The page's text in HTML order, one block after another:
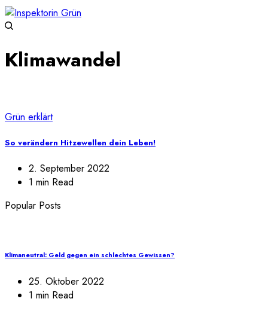
Klimawandel
Grün erklärt
So verändern Hitzewellen dein Leben!
2. September 2022
1 min Read
Popular Posts
Klimaneutral: Geld gegen ein schlechtes Gewissen?
25. Oktober 2022
1 min Read